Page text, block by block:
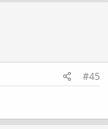
#45